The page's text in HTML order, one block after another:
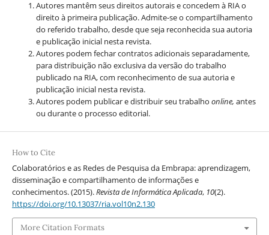
Autores mantêm seus direitos autorais e concedem à RIA o
direito à primeira publicação. Admite-se o compartilhamento
do referido trabalho, desde que seja reconhecida sua autoria
e publicação inicial nesta revista.
Autores podem fechar contratos adicionais separadamente,
para distribuição não exclusiva da versão do trabalho
publicado na RIA, com reconhecimento de sua autoria e
publicação inicial nesta revista.
Autores podem publicar e distribuir seu trabalho online, antes
ou durante o processo editorial.
How to Cite
Colaboratórios e as Redes de Pesquisa da Embrapa: aprendizagem,
disseminação e compartilhamento de informações e
conhecimentos. (2015).Revista de Informática Aplicada, 10(2).
https://doi.org/10.13037/ria.vol10n2.130
More Citation Formats